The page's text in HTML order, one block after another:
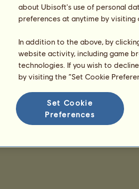
about Ubisoft's use of personal
preferences at anytime by
In addition to the above, by
website activity, including game
technologies. If you wish to
by visiting the “Set Cookie
Set Cookie
Preferences